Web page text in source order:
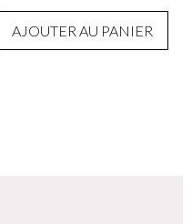
AJOUTER AU PANIER